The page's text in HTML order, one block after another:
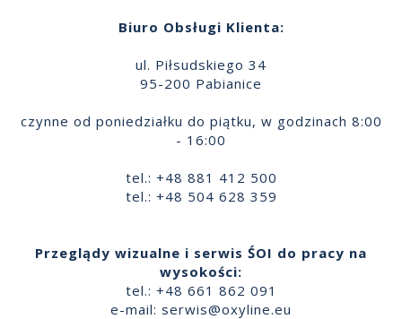
Biuro Obsługi Klienta:
ul. Piłsudskiego 34
95-200 Pabianice
czynne od poniedziałku do piątku, w godzinach 8:00
- 16:00
tel.: +48 881 412 500
tel.: +48 504 628 359
Przeglądy wizualne i serwis ŚOI do pracy na
wysokości:
tel.: +48 661 862 091
e-mail: serwis@oxyline.eu